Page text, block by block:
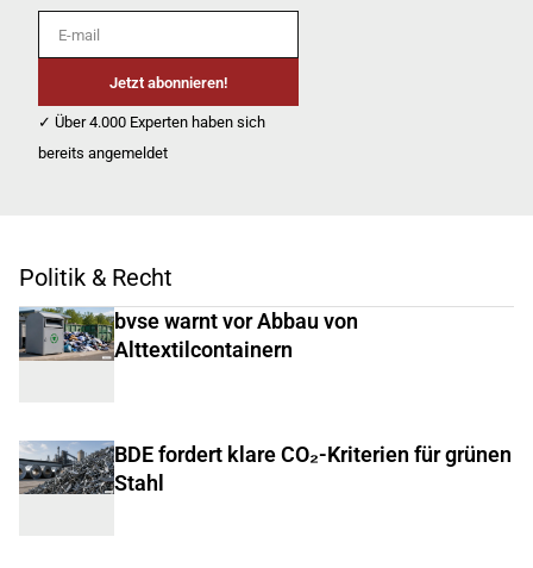
E-mail
Jetzt abonnieren!
✓ Über 4.000 Experten haben sich
bereits angemeldet
Politik & Recht
bvse warnt vor Abbau von
Alttextilcontainern
BDE fordert klare CO₂-Kriterien für grünen
Stahl